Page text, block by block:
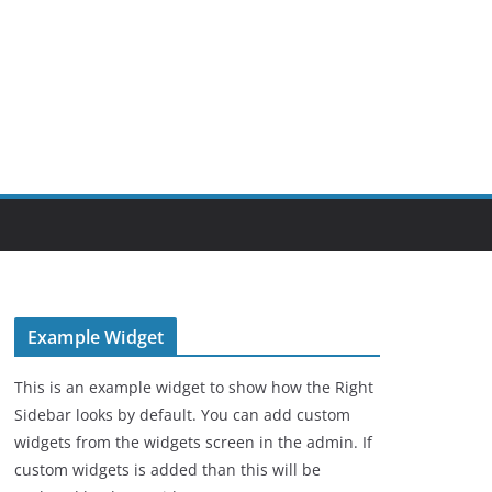
Example Widget
This is an example widget to show how the Right
Sidebar looks by default. You can add custom
widgets from the widgets screen in the admin. If
custom widgets is added than this will be